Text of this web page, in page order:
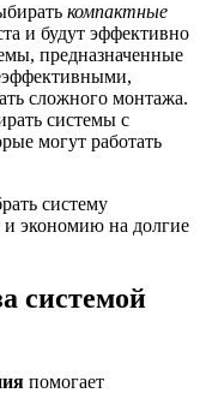
компактные
и будут эффективно
предназначенные
сложного монтажа.
системы с
могут работать
систему
и экономию на долгие
системой
помогает